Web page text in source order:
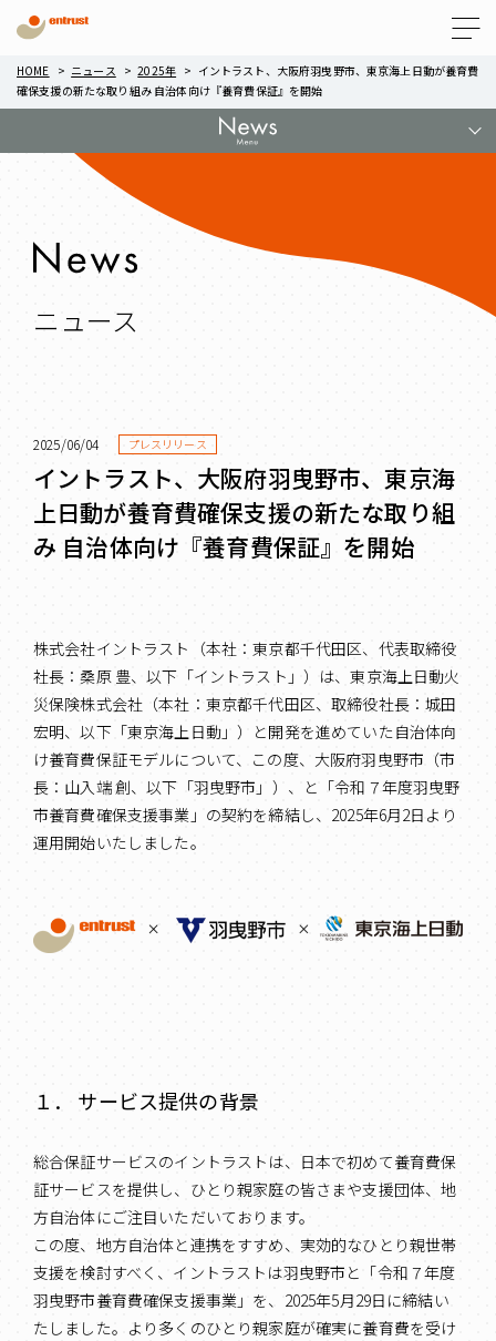
HOME ニュース 2025年
イントラスト、大阪府羽曳野市、東京海上日動が養育費
確保支援の新たな取り組み 自治体向け『養育費保証』を開始
ニュース
2025/06/04 プレスリリース
イントラスト、大阪府羽曳野市、東京海
上日動が養育費確保支援の新たな取り組
み 自治体向け『養育費保証』を開始
株式会社イントラスト（本社：東京都千代田区、代表取締役
社長：桑原 豊、以下「イントラスト」）は、東京海上日動火
災保険株式会社（本社：東京都千代田区、取締役社長：城田
宏明、以下「東京海上日動」）と開発を進めていた自治体向
け養育費保証モデルについて、この度、大阪府羽曳野市（市
長：山入端 創、以下「羽曳野市」）、と「令和７年度羽曳野
市養育費確保支援事業」の契約を締結し、2025年6月2日より
運用開始いたしました。
１． サービス提供の背景
総合保証サービスのイントラストは、日本で初めて養育費保
証サービスを提供し、ひとり親家庭の皆さまや支援団体、地
方自治体にご注目いただいております。
この度、地方自治体と連携をすすめ、実効的なひとり親世帯
支援を検討すべく、イントラストは羽曳野市と「令和７年度
羽曳野市養育費確保支援事業」を、2025年5月29日に締結い
たしました。より多くのひとり親家庭が確実に養育費を受け